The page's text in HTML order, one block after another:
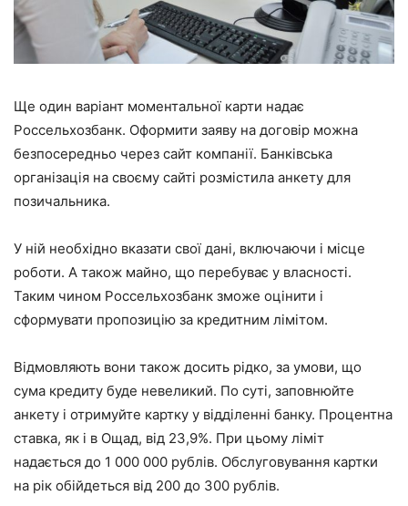
Ще один варіант моментальної карти надає
Россельхозбанк. Оформити заяву на договір можна
безпосередньо через сайт компанії. Банківська
організація на своєму сайті розмістила анкету для
позичальника.
У ній необхідно вказати свої дані, включаючи і місце
роботи. А також майно, що перебуває у власності.
Таким чином Россельхозбанк зможе оцінити і
сформувати пропозицію за кредитним лімітом.
Відмовляють вони також досить рідко, за умови, що
сума кредиту буде невеликий. По суті, заповнюйте
анкету і отримуйте картку у відділенні банку. Процентна
ставка, як і в Ощад, від 23,9%. При цьому ліміт
надається до 1 000 000 рублів. Обслуговування картки
на рік обійдеться від 200 до 300 рублів.